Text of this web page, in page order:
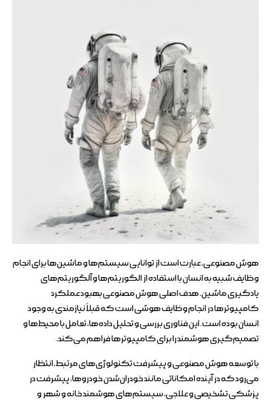
هوش مصنوعی، عبارت است از توانایی سیستم‌ها و ماشین‌ها برای انجام
وظایف شبیه به انسان با استفاده از الگوریتم‌ها و آلگوریتم‌های
یادگیری ماشین. هدف اصلی هوش مصنوعی بهبود عملکرد
کامپیوترها در انجام وظایف هوشی است که قبلاً نیازمندی به وجود
انسان بوده است. این فناوری بررسی و تحلیل داده‌ها، تعامل با محیط‌ها و
تصمیم‌گیری هوشمند را برای کامپیوترها فراهم می‌کند.
با توسعه هوش مصنوعی و پیشرفت تکنولوژی‌های مرتبط، انتظار
می‌رود که در آینده امکاناتی مانند خودران‌شدن خودروها، پیشرفت در
پزشکی تشخیصی و علاجی، سیستم‌های هوشمند خانه و شهر و